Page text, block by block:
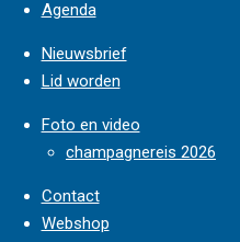
Agenda
Nieuwsbrief
Lid worden
Foto en video
champagnereis 2026
Contact
Webshop